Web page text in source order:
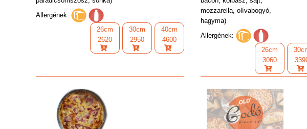
Allergének:
26cm
2620
30cm
2950
40cm
4600
mozzarella, olívabogyó,
hagyma)
Allergének:
26cm
3060